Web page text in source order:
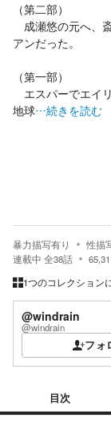
（第二部）
成瀬悠の元へ、
アンだった。
（第一部）
エスパーでエイ
地球…続きを読む
暴力描写有り
性描
連載中 全38話
1つのコレクション
@windrain
@windrain
フォ
目次